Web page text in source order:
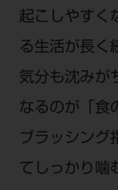
起こしやすく
る生活が長く
気分も沈みが
なるのが「食
ブラッシング
てしっかり噛